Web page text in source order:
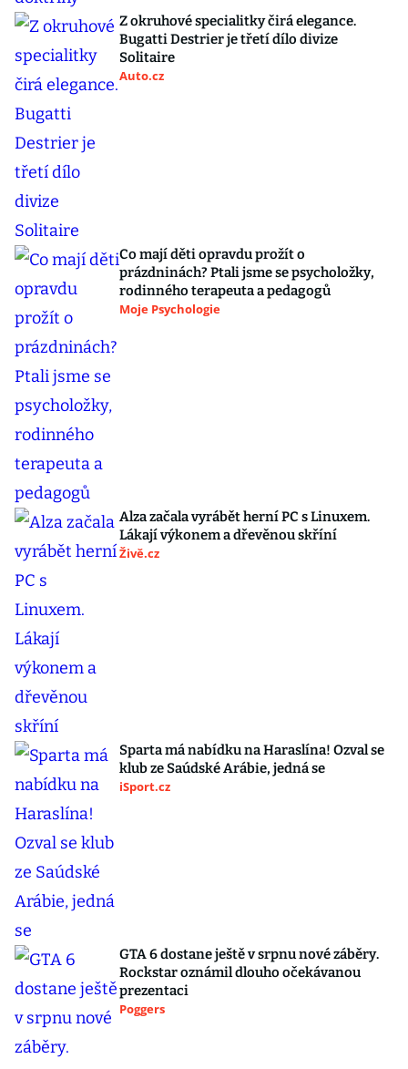
Z okruhové specialitky čirá elegance.
Bugatti Destrier je třetí dílo divize
Solitaire
Auto.cz
Co mají děti opravdu prožít o
prázdninách? Ptali jsme se psycholožky,
rodinného terapeuta a pedagogů
Moje Psychologie
Alza začala vyrábět herní PC s Linuxem.
Lákají výkonem a dřevěnou skříní
Živě.cz
Sparta má nabídku na Haraslína! Ozval se
klub ze Saúdské Arábie, jedná se
iSport.cz
GTA 6 dostane ještě v srpnu nové záběry.
Rockstar oznámil dlouho očekávanou
prezentaci
Poggers